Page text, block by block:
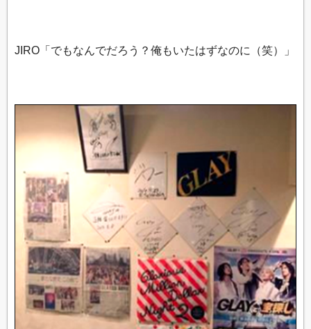
JIRO「でもなんでだろう？俺もいたはずなのに（笑）」